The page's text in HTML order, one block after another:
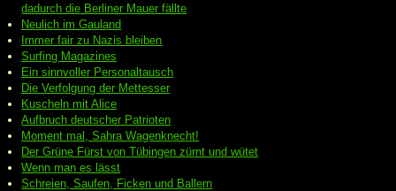
dadurch die Berliner Mauer fällte
Neulich im Gauland
Immer fair zu Nazis bleiben
Surfing Magazines
Ein sinnvoller Personaltausch
Die Verfolgung der Mettesser
Kuscheln mit Alice
Aufbruch deutscher Patrioten
Moment mal, Sahra Wagenknecht!
Der Grüne Fürst von Tübingen zürnt und wütet
Wenn man es lässt
Schreien, Saufen, Ficken und Ballern